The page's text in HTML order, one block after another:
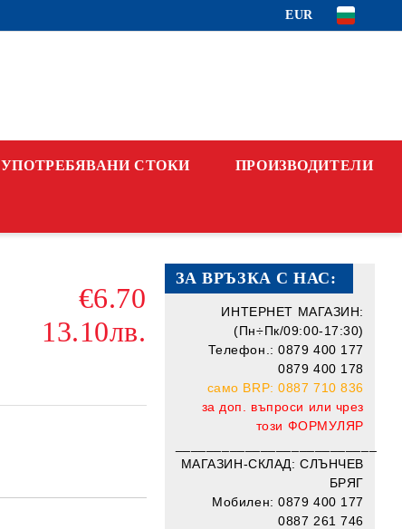
EUR
УПОТРЕБЯВАНИ СТОКИ ПРОИЗВОДИТЕЛИ
€6.70
13.10лв.
ЗА ВРЪЗКА С НАС:
ИНТЕРНЕТ МАГАЗИН:
(Пн÷Пк/09:00-17:30)
Телефон.: 0879 400 177
0879 400 178
само BRP: 0887 710 836
за доп. въпроси или чрез
този ФОРМУЛЯР
МАГАЗИН-СКЛАД: СЛЪНЧЕВ
БРЯГ
Мобилен: 0879 400 177
0887 261 746